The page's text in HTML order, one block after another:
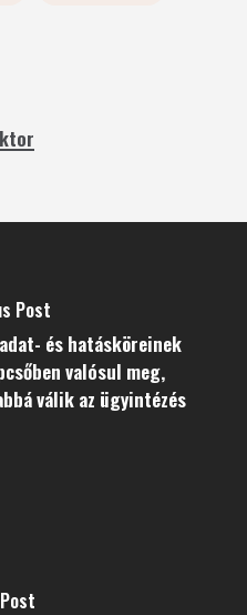
Post
és hatásköreinek
valósul meg,
válik az ügyintézés